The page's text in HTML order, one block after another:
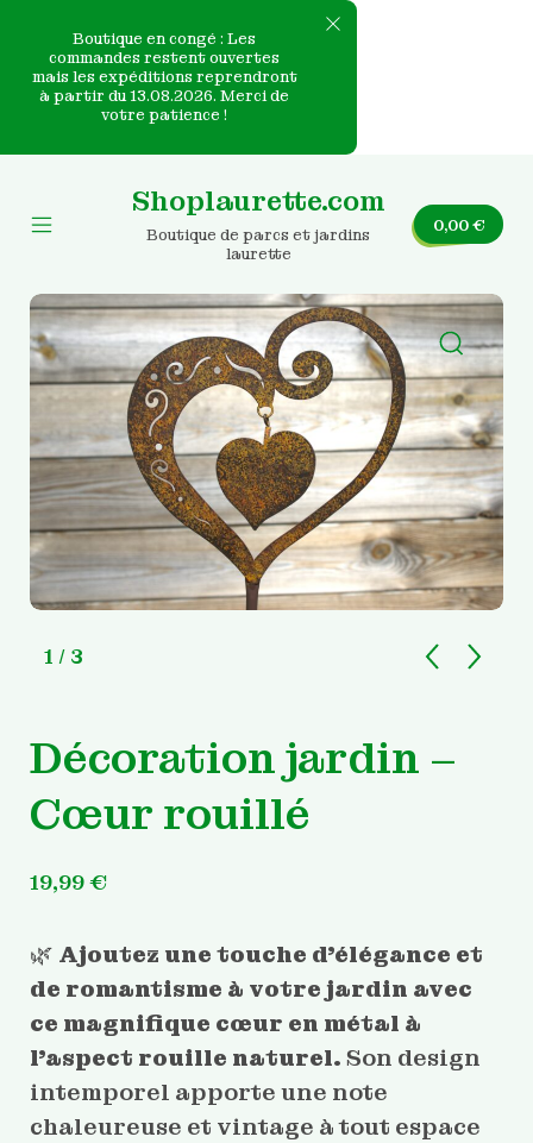
Boutique en congé : Les
commandes restent ouvertes
mais les expéditions reprendront
à partir du 13.08.2026. Merci de
votre patience !
content
Toggle
Shoplaurette.com
Boutique de parcs et jardins
laurette
0,00€
1 / 3
Décoration jardin –
Cœur rouillé
19,99€
🌿 Ajoutez une touche d’élégance et
de romantisme à votre jardin avec
ce magnifique cœur en métal à
l’aspect rouille naturel. Son design
intemporel apporte une note
chaleureuse et vintage à tout espace